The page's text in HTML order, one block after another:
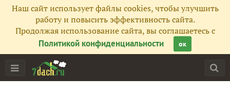
Наш сайт использует файлы cookies, чтобы улучшить
работу и повысить эффективность сайта.
Продолжая использование сайта, вы соглашаетесь с
Политикой конфиденциальности
ок